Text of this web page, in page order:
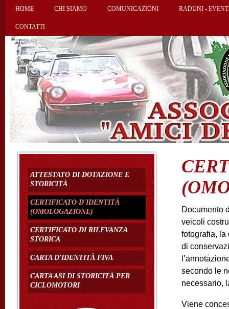
HOME CHI SIAMO COMUNICAZIONI RADUNI -
CONTATTI
ATTESTATO DI DOTAZIONE E
STORICITÀ
CERTIFICATO D'IDENTITÀ
(OMOLOGAZIONE)
CERTIFICATO DI RILEVANZA
STORICA
CARTA D'IDENTITÀ FIVA
CARTA ASI DI STORICITÀ PER
CICLOMOTORI
Documento
veicoli
fotografia, la
di
secondo le
necessario,
Viene